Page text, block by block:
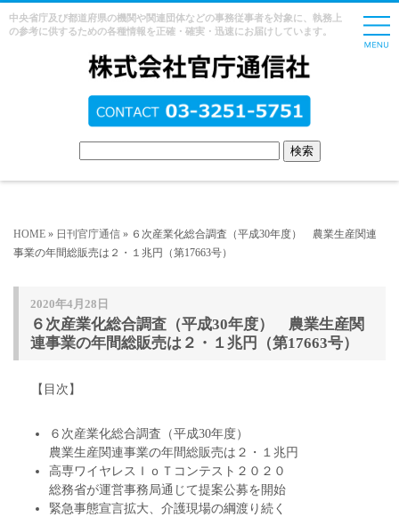
中央省庁及び都道府県の機関や関連団体などの事務従事者を対象に、執務上
の参考に供するための各種情報を正確・確実・迅速にお届けしています。
HOME » 日刊官庁通信 » ６次産業化総合調査（平成30年度） 農業生産関連
事業の年間総販売は２・１兆円（第17663号）
2020年4月28日
６次産業化総合調査（平成30年度） 農業生産関
連事業の年間総販売は２・１兆円（第17663号）
【目次】
６次産業化総合調査（平成30年度）
農業生産関連事業の年間総販売は２・１兆円
高専ワイヤレスＩｏＴコンテスト２０２０
総務省が運営事務局通じて提案公募を開始
緊急事態宣言拡大、介護現場の綱渡り続く